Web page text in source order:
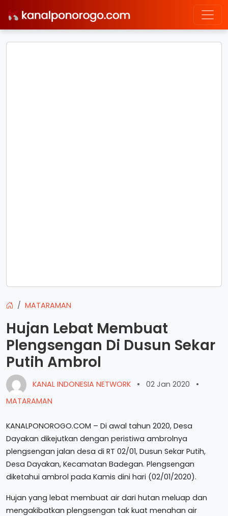
MATARAMAN
Hujan Lebat Membuat
Plengsengan Di Dusun Sekar
Putih Ambrol
KANAL INDONESIA NETWORK • 02 Jan 2020
•
MATARAMAN
KANALPONOROGO.COM – Di awal tahun 2020, Desa
Dayakan dikejutkan dengan peristiwa ambrolnya
plengsengan jalan desa di RT 02/01, Dusun Sekar Putih,
Desa Dayakan, Kecamatan Badegan. Plengsengan
diketahui ambrol pada Kamis dini hari (02/01/2020).
Hujan yang lebat membuat air dari hutan meluap dan
mengakibatkan plengsengan tak kuat menahan air